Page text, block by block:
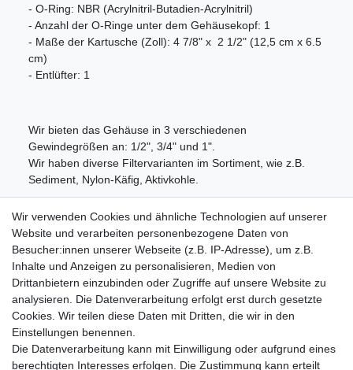
- O-Ring: NBR (Acrylnitril-Butadien-Acrylnitril)
- Anzahl der O-Ringe unter dem Gehäusekopf: 1
- Maße der Kartusche (Zoll): 4 7/8" x 2 1/2" (12,5 cm x 6.5
cm)
- Entlüfter: 1
Wir bieten das Gehäuse in 3 verschiedenen
Gewindegrößen an: 1/2", 3/4" und 1".
Wir haben diverse Filtervarianten im Sortiment, wie z.B.
Sediment, Nylon-Käfig, Aktivkohle.
Lieferumfang:
1x 5 Zoll Wasserfiltergehäuse mit 3/4" Innengewinde +
Wandhalterung + Gehäuseschlüssel
Wir verwenden Cookies und ähnliche Technologien auf unserer
Website und verarbeiten personenbezogene Daten von
Besucher:innen unserer Webseite (z.B. IP-Adresse), um z.B.
Inhalte und Anzeigen zu personalisieren, Medien von
Drittanbietern einzubinden oder Zugriffe auf unsere Website zu
analysieren. Die Datenverarbeitung erfolgt erst durch gesetzte
Cookies. Wir teilen diese Daten mit Dritten, die wir in den
Einstellungen benennen.
Die Datenverarbeitung kann mit Einwilligung oder aufgrund eines
berechtigten Interesses erfolgen. Die Zustimmung kann erteilt